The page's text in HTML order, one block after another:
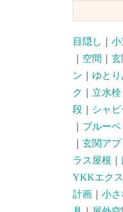
目隠し 小
空間 玄
ン
ゆとり
ク
立水栓
段｜ シャ
ブルーベ
玄関ア
ラス屋根
YKKエク
計画｜ 小さ